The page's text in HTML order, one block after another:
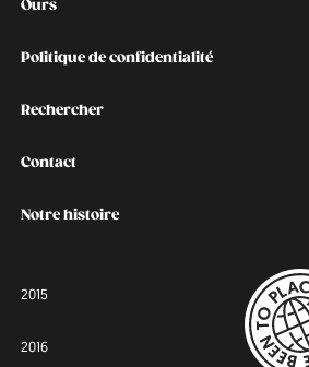
Ours
Politique de confidentialité
Rechercher
Contact
Notre histoire
2015
2016